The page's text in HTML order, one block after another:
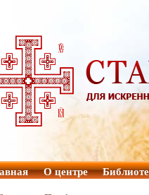
О центре